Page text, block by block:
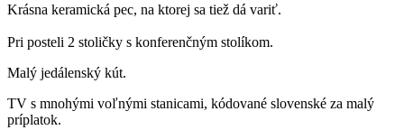
Krásna keramická pec, na ktorej sa tiež dá variť.
Pri posteli 2 stoličky s konferenčným stolíkom.
Malý jedálenský kút.
TV s mnohými voľnými stanicami, kódované slovenské za malý
príplatok.